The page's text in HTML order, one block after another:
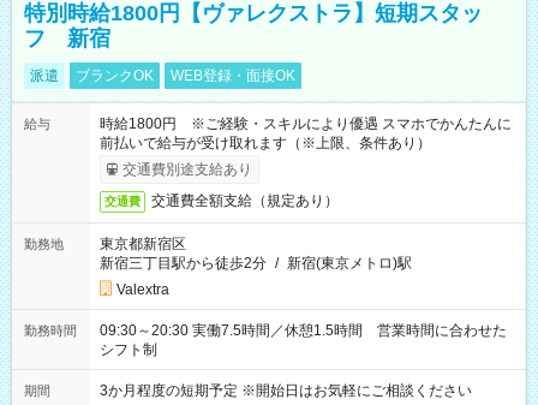
特別時給1800円【ヴァレクストラ】短期スタッ
フ 新宿
派遣 ブランクOK WEB登録・面接OK
給与
時給1800円 ※ご経験・スキルにより優遇 スマホでかんたんに
前払いで給与が受け取れます（※上限、条件あり）
交通費別途支給あり
交通費 交通費全額支給（規定あり）
勤務地
東京都新宿区
新宿三丁目駅から徒歩2分 / 新宿(東京メトロ)駅
Valextra
勤務時間
09:30～20:30 実働7.5時間／休憩1.5時間 営業時間に合わせた
シフト制
期間 3か月程度の短期予定 ※開始日はお気軽にご相談ください